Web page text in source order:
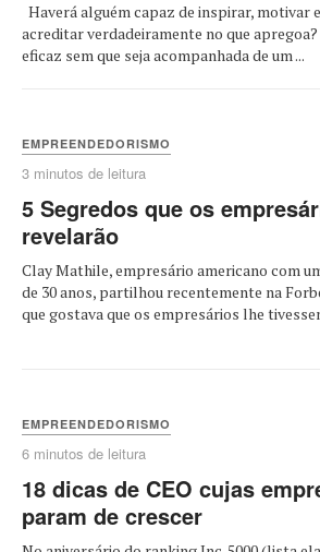
Haverá alguém capaz de inspirar, motivar
acreditar verdadeiramente no que
eficaz sem que seja acompanhada de um ...
EMPREENDEDORISMO
3 minutos de leitura
5 Segredos que os
revelarão
Clay Mathile, empresário americano com
de 30 anos, partilhou recentemente na
que gostava que os empresários lhe
EMPREENDEDORISMO
6 minutos de leitura
18 dicas de CEO cujas
param de crescer